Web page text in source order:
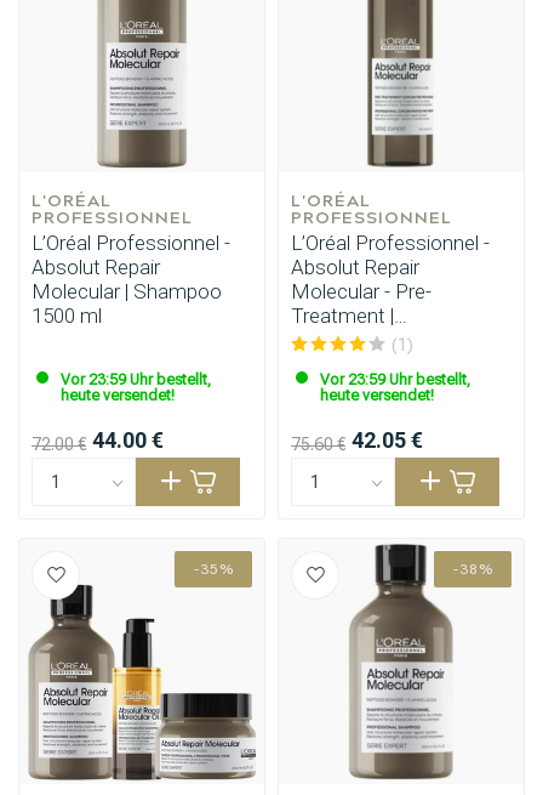
L'ORÉAL
PROFESSIONNEL
L’Oréal Professionnel -
Absolut Repair
Molecular | Shampoo
1500 ml
Vor 23:59 Uhr bestellt,
heute versendet!
72.00 € 44.00 €
L'ORÉAL
PROFESSIONNEL
L’Oréal Professionnel -
Absolut Repair
Molecular - Pre-
Treatment |
Vor-/Nachbehandlung
(1)
Vor 23:59 Uhr bestellt,
heute versendet!
75.60 € 42.05 €
-35% -38%